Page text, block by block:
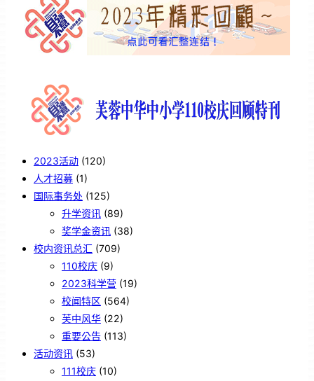
2023活动 (120)
人才招募 (1)
国际事务处 (125)
升学资讯 (89)
奖学金资讯 (38)
校内资讯总汇 (709)
110校庆 (9)
2023科学营 (19)
校闻特区 (564)
芙中风华 (22)
重要公告 (113)
活动资讯 (53)
111校庆 (10)